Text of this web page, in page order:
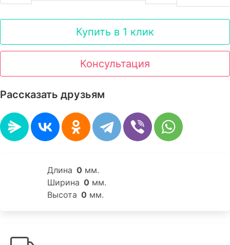
Купить в 1 клик
Консультация
Рассказать друзьям
Длина 0 мм.
Ширина 0 мм.
Высота 0 мм.